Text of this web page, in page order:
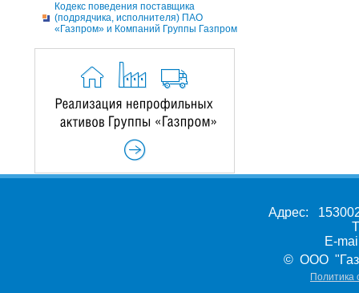
Кодекс поведения поставщика
(подрядчика, исполнителя) ПАО
«Газпром» и Компаний Группы Газпром
Адрес:
E-
© ООО
Политика